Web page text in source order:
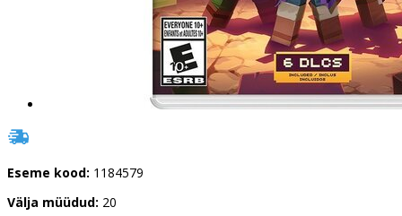
Eseme kood: 1184579
Välja müüdud: 20